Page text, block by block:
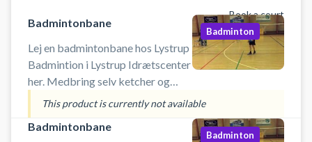
Book a court
Badmintonbane
Lej en badmintonbane hos Lystrup
Badmintion i Lystrup Idrætscenter
her. Medbring selv ketcher og
bolde.
Badminton
This product is currently not available
Badmintonbane
Badminton